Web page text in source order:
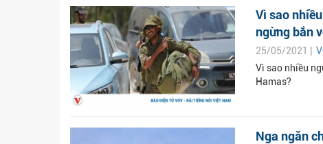
Vì sao
ngừng bắn
25/05/2021 |
Vì sao nhiều
Hamas?
Nga ngăn